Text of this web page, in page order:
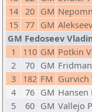
14 20 GM
15 77 GM
GM Fedoseev
1
110 GM Potkin
2
70 GM
3
182 FM Gurvich
4
76 GM Hansen
5
60 GM Vallejo